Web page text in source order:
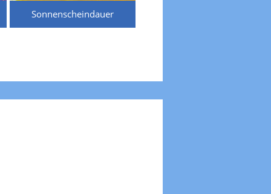
Sonnenscheindauer